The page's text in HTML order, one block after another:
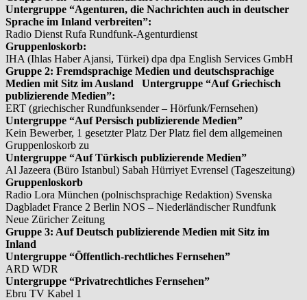
Untergruppe “Agenturen, die Nachrichten auch in deutscher
Sprache im Inland verbreiten”:
Radio Dienst Rufa Rundfunk-Agenturdienst
Gruppenloskorb:
IHA (Ihlas Haber Ajansi, Türkei) dpa dpa English Services GmbH
Gruppe 2: Fremdsprachige Medien und deutschsprachige
Medien mit Sitz im Ausland
Untergruppe “Auf Griechisch
publizierende Medien”:
ERT (griechischer Rundfunksender – Hörfunk/Fernsehen)
Untergruppe “Auf Persisch publizierende Medien”
Kein Bewerber, 1 gesetzter Platz Der Platz fiel dem allgemeinen
Gruppenloskorb zu
Untergruppe “Auf Türkisch publizierende Medien”
Al Jazeera (Büro Istanbul) Sabah Hürriyet Evrensel (Tageszeitung)
Gruppenloskorb
Radio Lora München (polnischsprachige Redaktion) Svenska
Dagbladet France 2 Berlin NOS – Niederländischer Rundfunk
Neue Züricher Zeitung
Gruppe 3: Auf Deutsch publizierende Medien mit Sitz im
Inland
Untergruppe “Öffentlich-rechtliches Fernsehen”
ARD WDR
Untergruppe “Privatrechtliches Fernsehen”
Ebru TV Kabel 1